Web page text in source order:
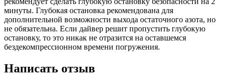
минуты. Глубокая остановка рекомендована для
дополнительной возможности выхода остаточного азота, но
не обязательна. Если дайвер решит пропустить глубокую
остановку, то это никак не отразится на оставшемся
бездекомпрессионном времени погружения.
Написать отзыв